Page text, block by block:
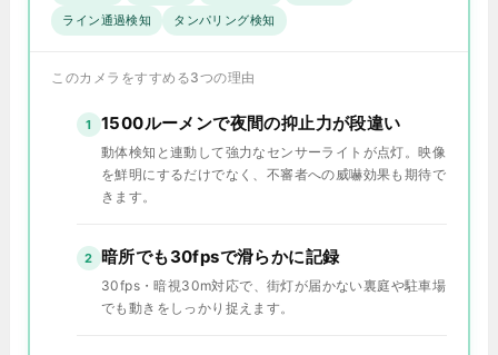
ライン通過検知
タンパリング検知
このカメラをすすめる3つの理由
1 1500ルーメンで夜間の抑止力が段違い
動体検知と連動して強力なセンサーライトが点灯。映像
を鮮明にするだけでなく、不審者への威嚇効果も期待で
きます。
2 暗所でも30fpsで滑らかに記録
30fps・暗視30m対応で、街灯が届かない裏庭や駐車場
でも動きをしっかり捉えます。